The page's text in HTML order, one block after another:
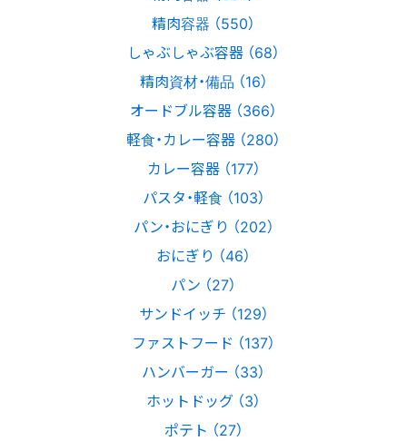
精肉容器 （550）
しゃぶしゃぶ容器 （68）
精肉資材・備品 （16）
オードブル容器 （366）
軽食・カレー容器 （280）
カレー容器 （177）
パスタ・軽食 （103）
パン・おにぎり （202）
おにぎり （46）
パン （27）
サンドイッチ （129）
ファストフード （137）
ハンバーガー （33）
ホットドッグ （3）
ポテト （27）